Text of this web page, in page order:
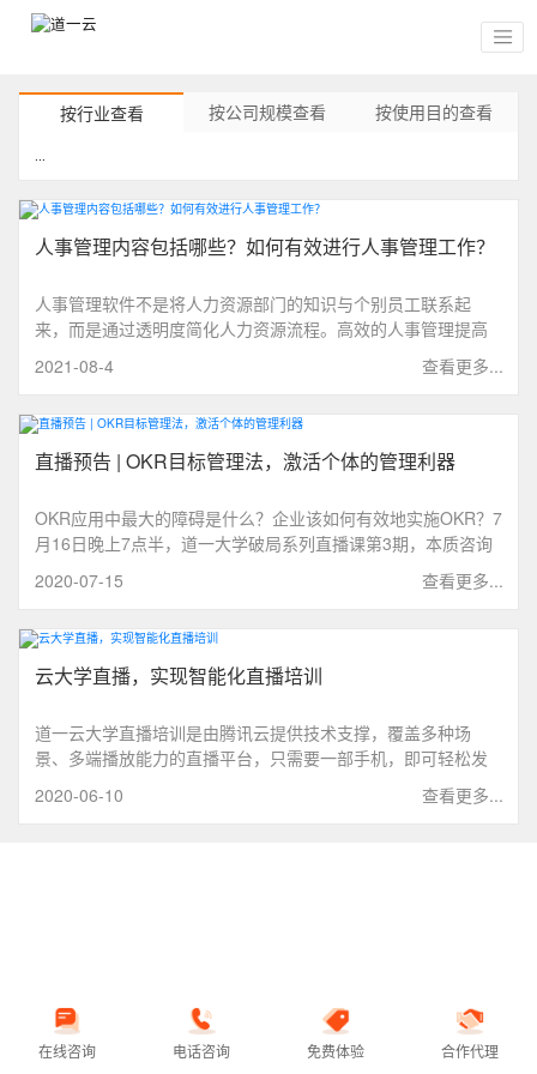
按行业查看 按公司规模查看 按使用目的查看
人事管理内容包括哪些？如何有效进行人事管理工作？
人事管理软件不是将人力资源部门的知识与个别员工联系起
来，而是通过透明度简化人力资源流程。高效的人事管理提高
查看更多...
2021-08-4
直播预告 | OKR目标管理法，激活个体的管理利器
OKR应用中最大的障碍是什么？企业该如何有效地实施OKR？7
月16日晚上7点半，道一大学破局系列直播课第3期，本质咨询
联合创始人、高级OKR讲师张文海老师，将带我们走进OKR工
作法的奇妙领域，解决OKR工作法的落地问题。
查看更多...
2020-07-15
云大学直播，实现智能化直播培训
道一云大学直播培训是由腾讯云提供技术支撑，覆盖多种场
景、多端播放能力的直播平台，只需要一部手机，即可轻松发
起直播培训，学员通过手机或电脑边可在直播间进行互动学
习，学习趣味性更强，投入度更佳，让前浪和后浪一起愉快玩
查看更多...
2020-06-10
在线咨询 电话咨询 免费体验 合作代理